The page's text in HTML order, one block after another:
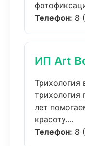
Телефон: 8
ИП Art
Трихология
трихология
лет
красоту....
Телефон: 8